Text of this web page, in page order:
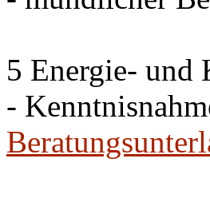
5 Energie- und
-